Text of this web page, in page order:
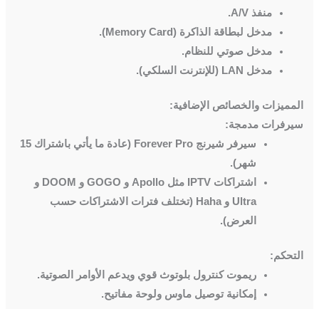
منفذ A/V.
مدخل لبطاقة الذاكرة (Memory Card).
مدخل صوتي للنظام.
مدخل LAN (للإنترنت السلكي).
المميزات والخصائص الإضافية:
سيرفرات مدمجة:
سيرفر شيرنج Forever Pro (عادة ما يأتي باشتراك 15
شهر).
اشتراكات IPTV مثل Apollo و GOGO و DOOM و
Ultra و Haha (تختلف فترات الاشتراكات حسب
العرض).
التحكم:
ريموت كنترول بلوتوث قوي ويدعم الأوامر الصوتية.
إمكانية توصيل ماوس ولوحة مفاتيح.